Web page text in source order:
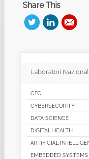
Share This
Laboratori
CFC
CYBERSECURITY
DATA SCIENCE
DIGITAL HEALTH
ARTIFICIAL
EMBEDDED